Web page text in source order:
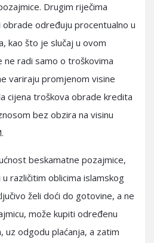
Drugim riječima
određuju procentualno u
kao što je slučaj u ovom
ne radi samo o troškovima
variraju promjenom visine
cijena troškova obrade kredita
bez obzira na visinu
beskamatne pozajmice,
različitim oblicima islamskog
želi doći do gotovine, a ne
može kupiti određenu
uz odgodu plaćanja, a zatim